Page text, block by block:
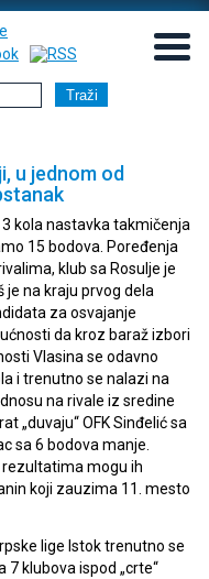
u jednom od
kola nastavka takmičenja
15 bodova. Poređenja
klub sa Rosulje je
je na kraju prvog dela
za osvajanje
da kroz baraž izbori
Vlasina se odavno
i trenutno se nalazi na
na rivale iz sredine
„duvaju“ OFK Sinđelić sa
sa 6 bodova manje.
rezultatima mogu ih
koji zauzima 11. mesto
lige Istok trenutno se
klubova ispod „crte“